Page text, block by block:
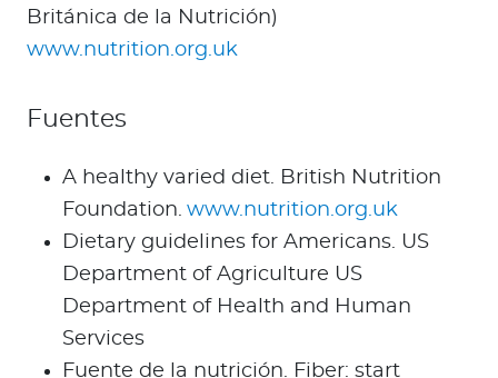
Británica de la Nutrición)
www.nutrition.org.uk
Fuentes
A healthy varied diet. British Nutrition
Foundation. www.nutrition.org.uk
Dietary guidelines for Americans. US
Department of Agriculture US
Department of Health and Human
Services
Fuente de la nutrición. Fiber: start